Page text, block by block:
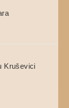
Kruševici